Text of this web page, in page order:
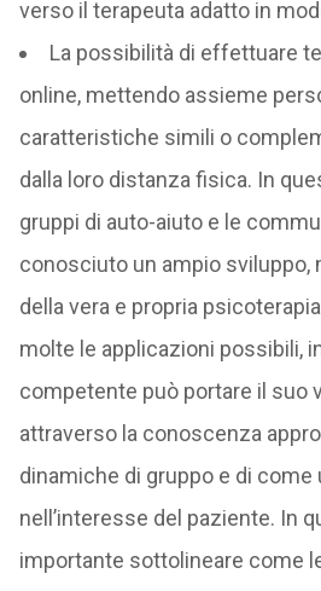
verso il terapeuta adatto in
La possibilità di effettuare
online, mettendo assieme
caratteristiche simili o
dalla loro distanza fisica. In
gruppi di auto-aiuto e le
conosciuto un ampio sviluppo,
della vera e propria
molte le applicazioni possibili,
competente può portare il suo
attraverso la conoscenza
dinamiche di gruppo e di come
nell’interesse del paziente. In
importante sottolineare come